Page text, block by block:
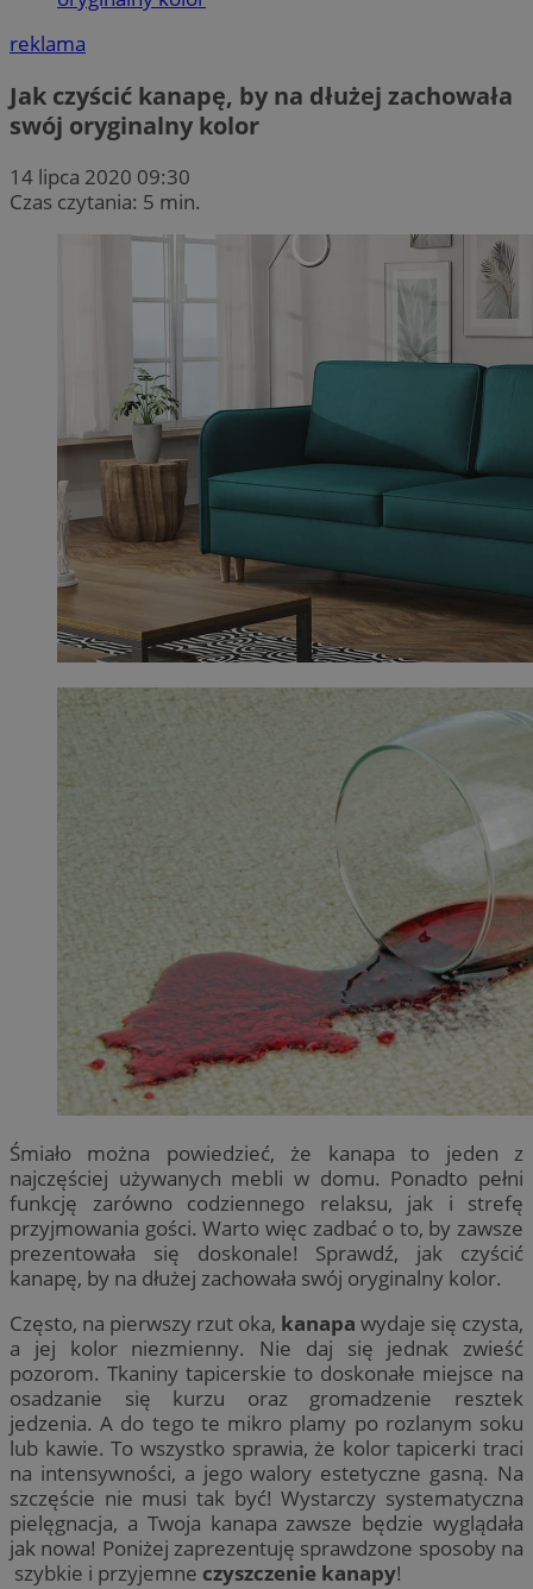
reklama
Jak czyścić kanapę, by na dłużej zachowała
swój oryginalny kolor
14 lipca 2020 09:30
Czas czytania: 5 min.
Śmiało można powiedzieć, że kanapa to jeden z
najczęściej używanych mebli w domu. Ponadto pełni
funkcję zarówno codziennego relaksu, jak i strefę
przyjmowania gości. Warto więc zadbać o to, by zawsze
prezentowała się doskonale! Sprawdź, jak czyścić
kanapę, by na dłużej zachowała swój oryginalny kolor.
Często, na pierwszy rzut oka, kanapa wydaje się czysta,
a jej kolor niezmienny. Nie daj się jednak zwieść
pozorom. Tkaniny tapicerskie to doskonałe miejsce na
osadzanie się kurzu oraz gromadzenie resztek
jedzenia. A do tego te mikro plamy po rozlanym soku
lub kawie. To wszystko sprawia, że kolor tapicerki traci
na intensywności, a jego walory estetyczne gasną. Na
szczęście nie musi tak być! Wystarczy systematyczna
pielęgnacja, a Twoja kanapa zawsze będzie wyglądała
jak nowa! Poniżej zaprezentuję sprawdzone sposoby na
szybkie i przyjemne czyszczenie kanapy!